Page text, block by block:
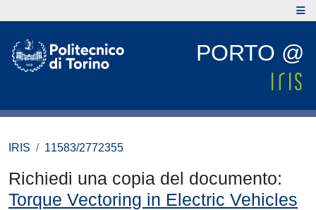
PORTO @
IRIS 11583/2772355
Richiedi una copia del documento:
Torque Vectoring in Electric Vehicles